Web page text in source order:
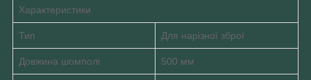
Характеристики
Тип Для нарізної зброї
Довжина шомполі 500 мм